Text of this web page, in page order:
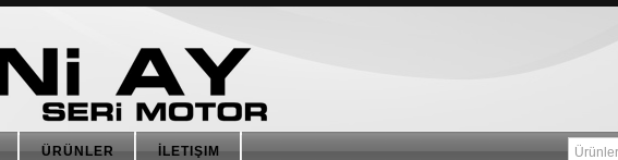
ÜRÜNLER İLETIŞIM